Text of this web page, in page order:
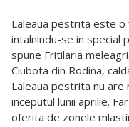
Laleaua pestrita este
intalnindu-se in special
spune Fritilaria
Ciubota din Rodina,
Laleaua pestrita nu
inceputul lunii aprilie.
oferita de zonele